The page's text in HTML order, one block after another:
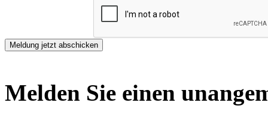
Melden Sie einen